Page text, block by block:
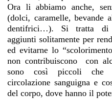
Ora li abbiamo anche,
(dolci, caramelle, bevande
dentifrici…). Si tratta di
aggiunti solitamente per
ed evitarne lo
non contribuiscono con
sono così piccoli che
circolazione sanguigna e
del corpo, dove hanno il